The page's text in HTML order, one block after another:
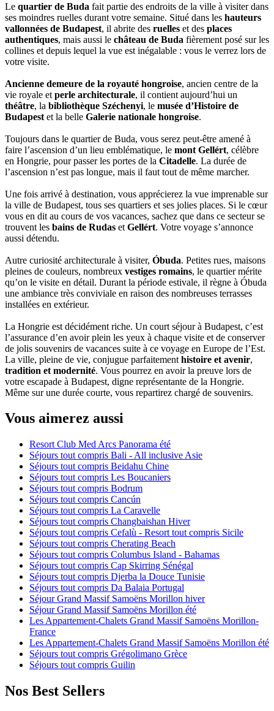
Le quartier de Buda fait partie des endroits de la ville à visiter dans
ses moindres ruelles durant votre semaine. Situé dans les hauteurs
vallonnées de Budapest, il abrite des ruelles et des places
authentiques, mais aussi le château de Buda fièrement posé sur les
collines et depuis lequel la vue est inégalable : vous le verrez lors de
votre visite.
Ancienne demeure de la royauté hongroise, ancien centre de la
vie royale et perle architecturale, il contient aujourd’hui un
théâtre, la bibliothèque Széchenyi, le musée d’Histoire de
Budapest et la belle Galerie nationale hongroise.
Toujours dans le quartier de Buda, vous serez peut-être amené à
faire l’ascension d’un lieu emblématique, le mont Gellért, célèbre
en Hongrie, pour passer les portes de la Citadelle. La durée de
l’ascension n’est pas longue, mais il faut tout de même marcher.
Une fois arrivé à destination, vous apprécierez la vue imprenable sur
la ville de Budapest, tous ses quartiers et ses jolies places. Si le cœur
vous en dit au cours de vos vacances, sachez que dans ce secteur se
trouvent les bains de Rudas et Gellért. Votre voyage s’annonce
aussi détendu.
Autre curiosité architecturale à visiter, Óbuda. Petites rues, maisons
pleines de couleurs, nombreux vestiges romains, le quartier mérite
qu’on le visite en détail. Durant la période estivale, il règne à Óbuda
une ambiance très conviviale en raison des nombreuses terrasses
installées en extérieur.
La Hongrie est décidément riche. Un court séjour à Budapest, c’est
l’assurance d’en avoir plein les yeux à chaque visite et de conserver
de jolis souvenirs de vacances suite à ce voyage en Europe de l’Est.
La ville, pleine de vie, conjugue parfaitement histoire et avenir,
tradition et modernité. Vous pourrez en avoir la preuve lors de
votre escapade à Budapest, digne représentante de la Hongrie.
Même sur une durée courte, vous repartirez chargé de souvenirs.
Vous aimerez aussi
Resort Club Med Arcs Panorama été
Séjours tout compris Bali - All inclusive Asie
Séjours tout compris Beidahu Chine
Séjours tout compris Les Boucaniers
Séjours tout compris Bodrum
Séjours tout compris Cancún
Séjours tout compris La Caravelle
Séjours tout compris Changbaishan Hiver
Séjours tout compris Cefalù - Resort tout compris Sicile
Séjours tout compris Cherating Beach
Séjours tout compris Columbus Island - Bahamas
Séjours tout compris Cap Skirring Sénégal
Séjours tout compris Djerba la Douce Tunisie
Séjours tout compris Da Balaia Portugal
Séjour Grand Massif Samoëns Morillon hiver
Séjour Grand Massif Samoëns Morillon été
Les Appartement-Chalets Grand Massif Samoëns Morillon-
France
Les Appartement-Chalets Grand Massif Samoëns Morillon été
Séjours tout compris Grégolimano Grèce
Séjours tout compris Guilin
Nos Best Sellers